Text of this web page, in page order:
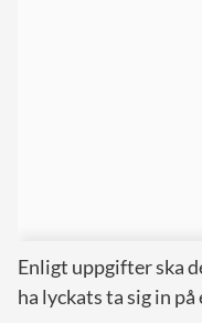
Enligt uppgifter ska
ha lyckats ta sig in